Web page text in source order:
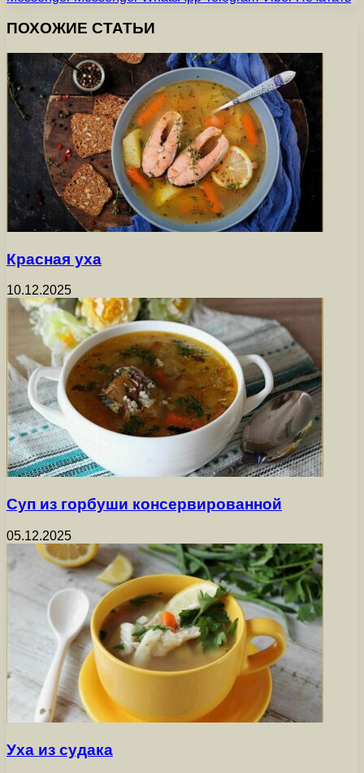
ПОХОЖИЕ СТАТЬИ
Красная уха
10.12.2025
Суп из горбуши консервированной
05.12.2025
Уха из судака